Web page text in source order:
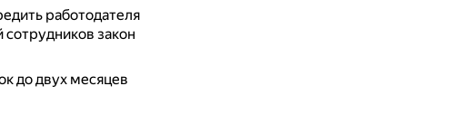
работодателя
закон
до двух месяцев